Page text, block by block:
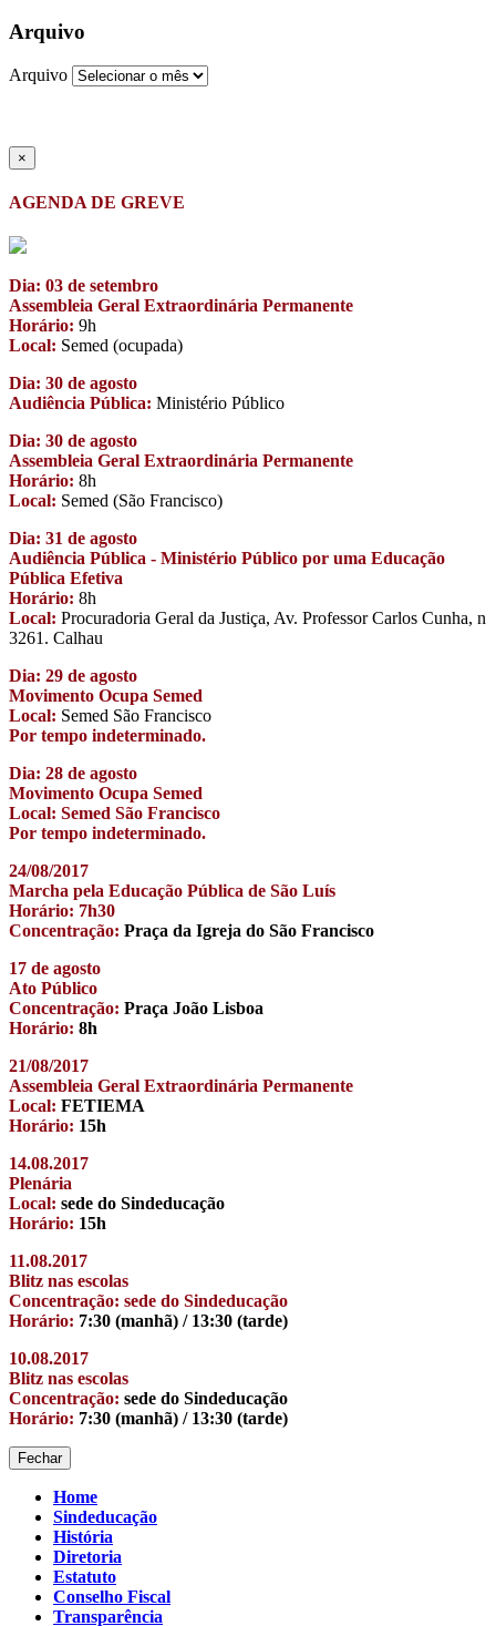
Arquivo
Arquivo
×
AGENDA DE GREVE
Dia: 03 de setembro
Assembleia Geral Extraordinária Permanente
Horário: 9h
Local: Semed (ocupada)
Dia: 30 de agosto
Audiência Pública: Ministério Público
Dia: 30 de agosto
Assembleia Geral Extraordinária Permanente
Horário: 8h
Local: Semed (São Francisco)
Dia: 31 de agosto
Audiência Pública - Ministério Público por uma Educação
Pública Efetiva
Horário: 8h
Local: Procuradoria Geral da Justiça, Av. Professor Carlos Cunha, n
3261. Calhau
Dia: 29 de agosto
Movimento Ocupa Semed
Local: Semed São Francisco
Por tempo indeterminado.
Dia: 28 de agosto
Movimento Ocupa Semed
Local: Semed São Francisco
Por tempo indeterminado.
24/08/2017
Marcha pela Educação Pública de São Luís
Horário: 7h30
Concentração: Praça da Igreja do São Francisco
17 de agosto
Ato Público
Concentração: Praça João Lisboa
Horário: 8h
21/08/2017
Assembleia Geral Extraordinária Permanente
Local: FETIEMA
Horário: 15h
14.08.2017
Plenária
Local: sede do Sindeducação
Horário: 15h
11.08.2017
Blitz nas escolas
Concentração: sede do Sindeducação
Horário: 7:30 (manhã) / 13:30 (tarde)
10.08.2017
Blitz nas escolas
Concentração: sede do Sindeducação
Horário: 7:30 (manhã) / 13:30 (tarde)
Fechar
Home
Sindeducação
História
Diretoria
Estatuto
Conselho Fiscal
Transparência